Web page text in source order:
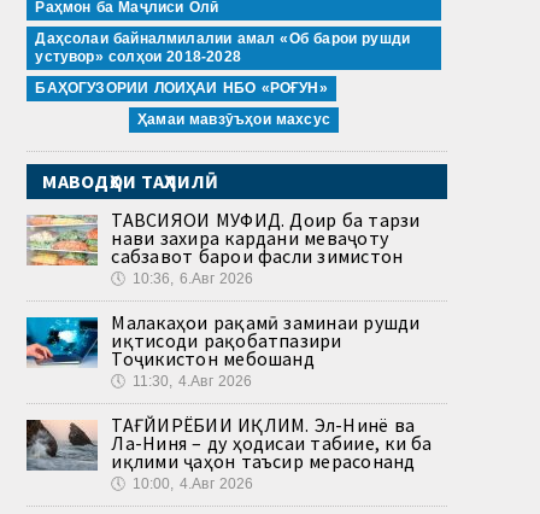
Раҳмон ба Маҷлиси Олӣ
Даҳсолаи байналмилалии амал «Об барои рушди
устувор» солҳои 2018-2028
БАҲОГУЗОРИИ ЛОИҲАИ НБО «РОҒУН»
Ҳамаи мавзӯъҳои махсус
МАВОДҲОИ ТАҲЛИЛӢ
ТАВСИЯҲОИ МУФИД. Доир ба тарзи
нави захира кардани меваҷоту
сабзавот барои фасли зимистон
🕔 10:36, 6.Авг 2026
Малакаҳои рақамӣ заминаи рушди
иқтисоди рақобатпазири
Тоҷикистон мебошанд
🕔 11:30, 4.Авг 2026
ТАҒЙИРЁБИИ ИҚЛИМ. Эл-Нинё ва
Ла-Ниня – ду ҳодисаи табиие, ки ба
иқлими ҷаҳон таъсир мерасонанд
🕔 10:00, 4.Авг 2026